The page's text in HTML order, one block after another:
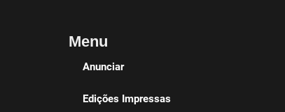
Menu
Anunciar
Edições Impressas